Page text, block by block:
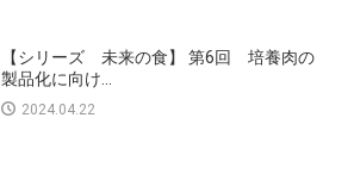
【シリーズ 未来の食】 第6回 培養肉の
製品化に向け...
2024.04.22